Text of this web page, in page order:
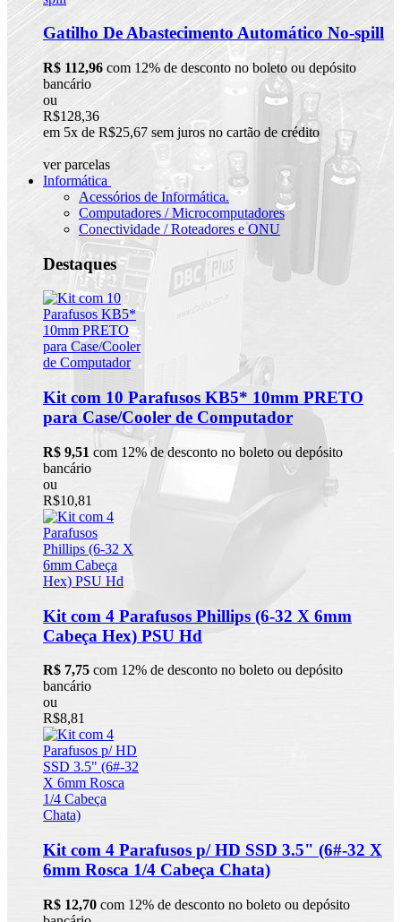
Gatilho De Abastecimento Automático No-spill
R$ 112,96 com 12% de desconto no boleto ou depósito
bancário
ou
R$128,36
em 5x de R$25,67 sem juros no cartão de crédito
ver parcelas
Informática
Acessórios de Informática.
Computadores / Microcomputadores
Conectividade / Roteadores e ONU
Destaques
Kit com 10 Parafusos KB5* 10mm PRETO
para Case/Cooler de Computador
R$ 9,51 com 12% de desconto no boleto ou depósito
bancário
ou
R$10,81
Kit com 4 Parafusos Phillips (6-32 X 6mm
Cabeça Hex) PSU Hd
R$ 7,75 com 12% de desconto no boleto ou depósito
bancário
ou
R$8,81
Kit com 4 Parafusos p/ HD SSD 3.5" (6#-32 X
6mm Rosca 1/4 Cabeça Chata)
R$ 12,70 com 12% de desconto no boleto ou depósito